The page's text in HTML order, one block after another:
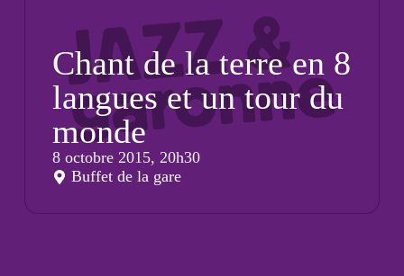
Chant de la terre en 8
langues et un tour du
monde
8 octobre 2015, 20h30
Buffet de la gare